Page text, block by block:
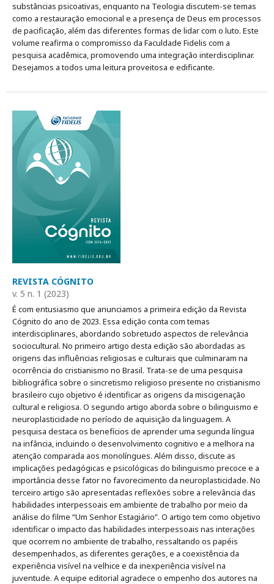
substâncias psicoativas, enquanto na Teologia discutem-se temas
como a restauração emocional e a presença de Deus em processos
de pacificação, além das diferentes formas de lidar com o luto. Este
volume reafirma o compromisso da Faculdade Fidelis com a
pesquisa acadêmica, promovendo uma integração interdisciplinar.
Desejamos a todos uma leitura proveitosa e edificante.
REVISTA CÓGNITO
v. 5 n. 1 (2023)
É com entusiasmo que anunciamos a primeira edição da Revista
Cógnito do ano de 2023. Essa edição conta com temas
interdisciplinares, abordando sobretudo aspectos de relevância
sociocultural. No primeiro artigo desta edição são abordadas as
origens das influências religiosas e culturais que culminaram na
ocorrência do cristianismo no Brasil. Trata-se de uma pesquisa
bibliográfica sobre o sincretismo religioso presente no cristianismo
brasileiro cujo objetivo é identificar as origens da miscigenação
cultural e religiosa. O segundo artigo aborda sobre o bilinguismo e
neuroplasticidade no período de aquisição da linguagem. A
pesquisa destaca os benefícios de aprender uma segunda língua
na infância, incluindo o desenvolvimento cognitivo e a melhora na
atenção comparada aos monolíngues. Além disso, discute as
implicações pedagógicas e psicológicas do bilinguismo precoce e a
importância desse fator no favorecimento da neuroplasticidade. No
terceiro artigo são apresentadas reflexões sobre a relevância das
habilidades interpessoais em ambiente de trabalho por meio da
análise do filme “Um Senhor Estagiário”. O artigo tem como objetivo
identificar o impacto das habilidades interpessoais nas interações
que ocorrem no ambiente de trabalho, ressaltando os papéis
desempenhados, as diferentes gerações, e a coexistência da
experiência visível na velhice e da inexperiência visível na
juventude. A equipe editorial agradece o empenho dos autores na